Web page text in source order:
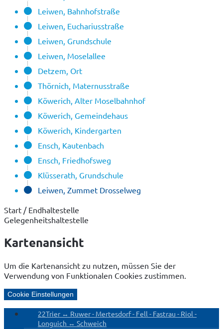
Leiwen, Bahnhofstraße
Leiwen, Euchariusstraße
Leiwen, Grundschule
Leiwen, Moselallee
Detzem, Ort
Thörnich, Maternusstraße
Köwerich, Alter Moselbahnhof
Köwerich, Gemeindehaus
Köwerich, Kindergarten
Ensch, Kautenbach
Ensch, Friedhofsweg
Klüsserath, Grundschule
Leiwen, Zummet Drosselweg
Start / Endhaltestelle
Gelegenheitshaltestelle
Kartenansicht
Um die Kartenansicht zu nutzen, müssen Sie der
Verwendung von Funktionalen Cookies zustimmen.
Cookie Einstellungen
22Trier ↔ Ruwer - Mertesdorf - Fell - Fastrau - Riol -
Longuich ↔ Schweich